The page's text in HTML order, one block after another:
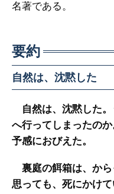
名著である。
要約
自然は、沈黙した
自然は、沈黙した
へ行ってしまったの
予感におびえた。
裏庭の餌箱は、から
思っても、死にかけ